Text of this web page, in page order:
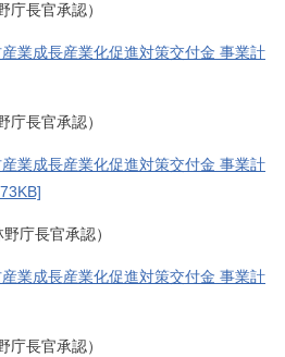
長官承認）
業成長産業化促進対策交付金 事業計
長官承認）
業成長産業化促進対策交付金 事業計
庁長官承認）
業成長産業化促進対策交付金 事業計
長官承認）